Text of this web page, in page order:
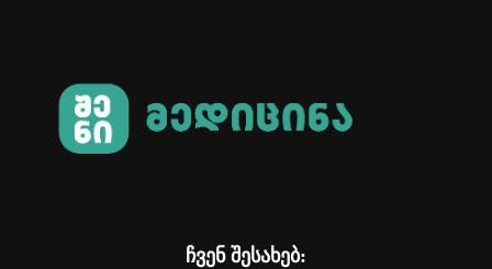
ჩვენ შესახებ: